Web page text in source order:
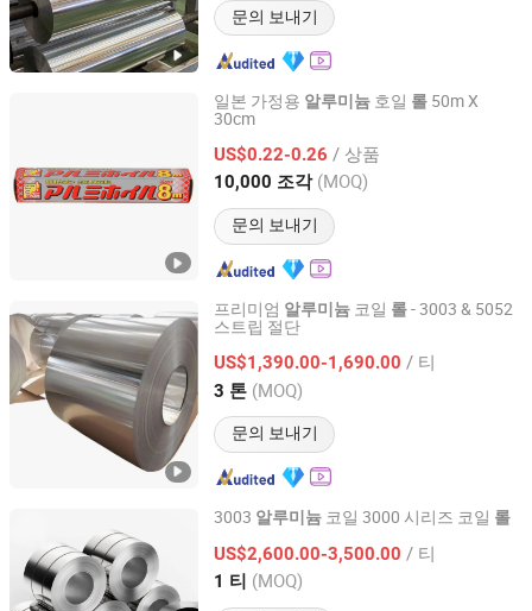
문의 보내기
일본 가정용 알루미늄 호일 롤 50m X
30cm
US$0.22-0.26 / 상품
10,000 조각 (MOQ)
문의 보내기
NINGBO BESTY ALUMINUM FOIL PRODUCTS CO., LTD.
Zhejiang, China 이후 2019
프리미엄 알루미늄 코일 롤- 3003 & 5052
스트립 절단
US$1,390.00-1,690.00 / 티
3 톤 (MOQ)
문의 보내기
Wuxi Aojiewei Metal Materials Co., Ltd.
Jiangsu, China 이후 2024
3003 알루미늄 코일 3000 시리즈 코일 롤
US$2,600.00-3,500.00 / 티
1 티 (MOQ)
Shanghai Yiwancheng Import and Export Co., Ltd.
Jiangsu, China 이후 2021